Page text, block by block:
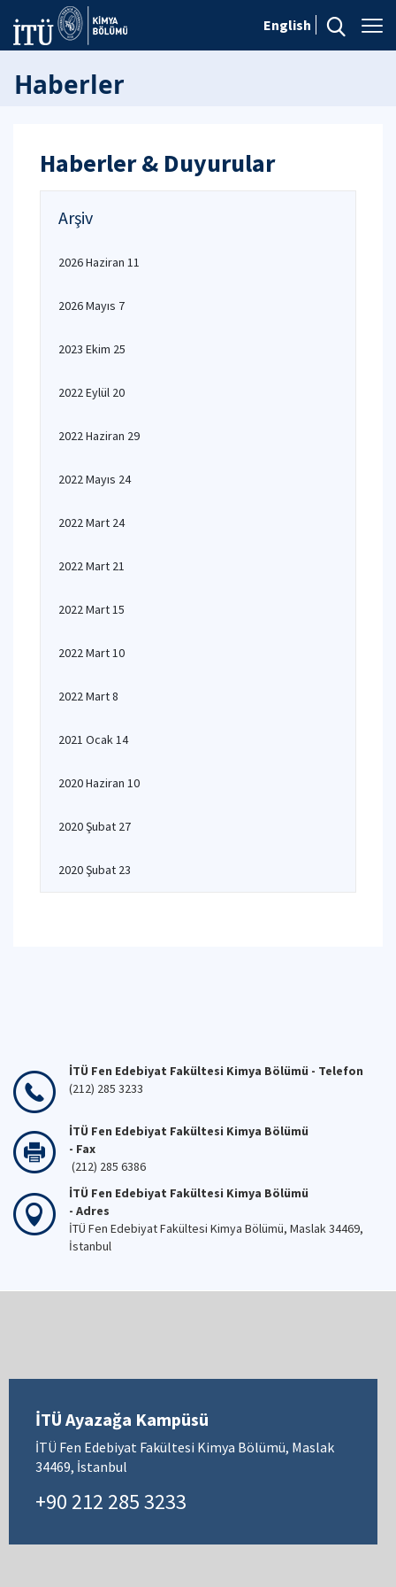
English
Haberler
Haberler & Duyurular
Arşiv
2026 Haziran 11
2026 Mayıs 7
2023 Ekim 25
2022 Eylül 20
2022 Haziran 29
2022 Mayıs 24
2022 Mart 24
2022 Mart 21
2022 Mart 15
2022 Mart 10
2022 Mart 8
2021 Ocak 14
2020 Haziran 10
2020 Şubat 27
2020 Şubat 23
İTÜ Fen Edebiyat Fakültesi Kimya Bölümü - Telefon
(212) 285 3233
İTÜ Fen Edebiyat Fakültesi Kimya Bölümü
- Fax
(212) 285 6386
İTÜ Fen Edebiyat Fakültesi Kimya Bölümü
- Adres
İTÜ Fen Edebiyat Fakültesi Kimya Bölümü, Maslak 34469,
İstanbul
İTÜ Ayazağa Kampüsü
İTÜ Fen Edebiyat Fakültesi Kimya Bölümü, Maslak
34469, İstanbul
+90 212 285 3233